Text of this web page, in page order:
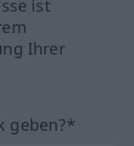
ist
Ihrer
geben?*